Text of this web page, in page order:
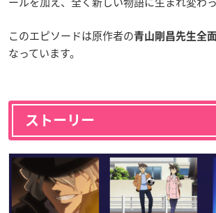
このエピソードは原作者の青山剛昌先生全
なっています。
ストーリー